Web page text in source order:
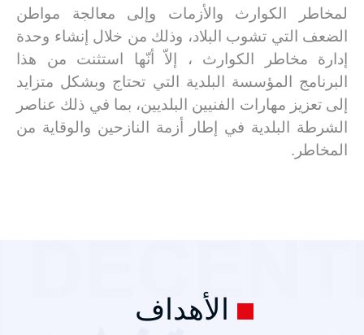
لمخاطر الكوارث والأزمات وإلى معالجة مواطن
الضعف التي تشوب البلاد، وذلك من خلال إنشاء وحدة
إدارة مخاطر الكوارث ، إلاّ أنّها استثنت من هذا
البرنامج المؤسسة البلدية التي تحتاج وبشكل متزايد
إلى تعزيز مهارات الفنيين البلديين، بما في ذلك عناصر
الشرطة البلدية في إطار أزمة النازحين والوقاية من
المخاطر.
الأهداف